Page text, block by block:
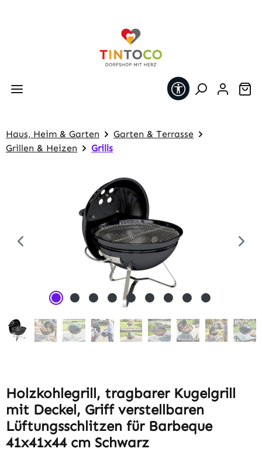
Werkzeugleiste
Haus, Heim & Garten
Garten & Terrasse
Grillen & Heizen
Grills
Holzkohlegrill, tragbarer Kugelgrill
mit Deckel, Griff verstellbaren
Lüftungsschlitzen für Barbeque
41x41x44 cm Schwarz